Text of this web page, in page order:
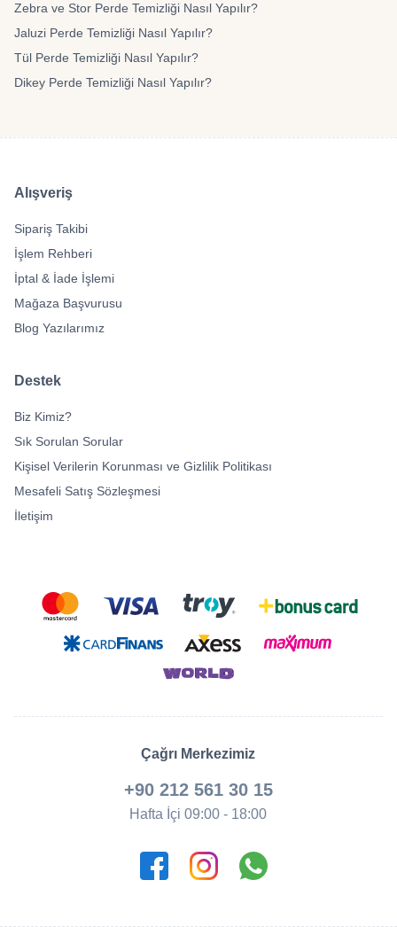
Zebra ve Stor Perde Temizliği Nasıl Yapılır?
Jaluzi Perde Temizliği Nasıl Yapılır?
Tül Perde Temizliği Nasıl Yapılır?
Dikey Perde Temizliği Nasıl Yapılır?
Alışveriş
Sipariş Takibi
İşlem Rehberi
İptal & İade İşlemi
Mağaza Başvurusu
Blog Yazılarımız
Destek
Biz Kimiz?
Sık Sorulan Sorular
Kişisel Verilerin Korunması ve Gizlilik Politikası
Mesafeli Satış Sözleşmesi
İletişim
Çağrı Merkezimiz
+90 212 561 30 15
Hafta İçi 09:00 - 18:00